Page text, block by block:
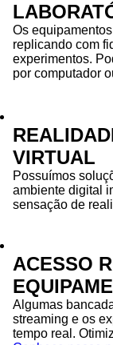
Os
replicando com
experimentos.
por computador
VIRTUAL
Possuímos
ambiente digital
sensação de
ACESSO
Algumas
streaming e os
tempo real.